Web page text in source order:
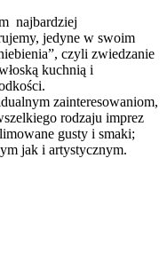
najbardziej
jedyne w swoim
czyli zwiedzanie
kuchnią i
zainteresowaniom,
rodzaju imprez
gusty i smaki;
jak i artystycznym.